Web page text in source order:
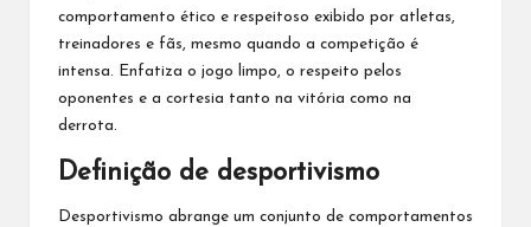
comportamento ético e respeitoso exibido por atletas,
treinadores e fãs, mesmo quando a competição é
intensa. Enfatiza o jogo limpo, o respeito pelos
oponentes e a cortesia tanto na vitória como na
derrota.
Definição de desportivismo
Desportivismo abrange um conjunto de comportamentos